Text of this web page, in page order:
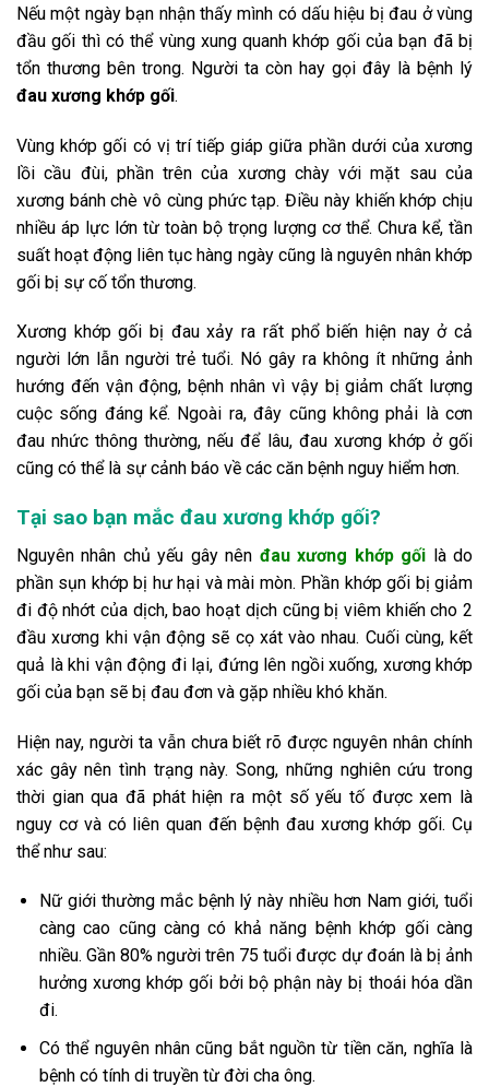
Nếu một ngày bạn nhận thấy mình có dấu hiệu bị đau ở vùng
đầu gối thì có thể vùng xung quanh khớp gối của bạn đã bị
tổn thương bên trong. Người ta còn hay gọi đây là bệnh lý
đau xương khớp gối.
Vùng khớp gối có vị trí tiếp giáp giữa phần dưới của xương
lồi cầu đùi, phần trên của xương chày với mặt sau của
xương bánh chè vô cùng phức tạp. Điều này khiến khớp chịu
nhiều áp lực lớn từ toàn bộ trọng lượng cơ thể. Chưa kể, tần
suất hoạt động liên tục hàng ngày cũng là nguyên nhân khớp
gối bị sự cố tổn thương.
Xương khớp gối bị đau xảy ra rất phổ biến hiện nay ở cả
người lớn lẫn người trẻ tuổi. Nó gây ra không ít những ảnh
hướng đến vận động, bệnh nhân vì vậy bị giảm chất lượng
cuộc sống đáng kể. Ngoài ra, đây cũng không phải là cơn
đau nhức thông thường, nếu để lâu, đau xương khớp ở gối
cũng có thể là sự cảnh báo về các căn bệnh nguy hiểm hơn.
Tại sao bạn mắc đau xương khớp gối?
Nguyên nhân chủ yếu gây nên đau xương khớp gối là do
phần sụn khớp bị hư hại và mài mòn. Phần khớp gối bị giảm
đi độ nhớt của dịch, bao hoạt dịch cũng bị viêm khiến cho 2
đầu xương khi vận động sẽ cọ xát vào nhau. Cuối cùng, kết
quả là khi vận động đi lại, đứng lên ngồi xuống, xương khớp
gối của bạn sẽ bị đau đơn và gặp nhiều khó khăn.
Hiện nay, người ta vẫn chưa biết rõ được nguyên nhân chính
xác gây nên tình trạng này. Song, những nghiên cứu trong
thời gian qua đã phát hiện ra một số yếu tố được xem là
nguy cơ và có liên quan đến bệnh đau xương khớp gối. Cụ
thể như sau:
Nữ giới thường mắc bệnh lý này nhiều hơn Nam giới, tuổi
càng cao cũng càng có khả năng bệnh khớp gối càng
nhiều. Gần 80% người trên 75 tuổi được dự đoán là bị ảnh
hưởng xương khớp gối bởi bộ phận này bị thoái hóa dần
đi.
Có thể nguyên nhân cũng bắt nguồn từ tiền căn, nghĩa là
bệnh có tính di truyền từ đời cha ông.